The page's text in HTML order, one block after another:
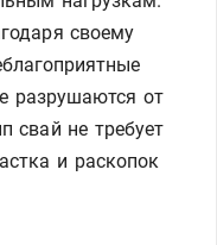
своему
разрушаются от
свай не требует
и раскопок